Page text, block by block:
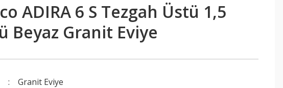
ADIRA 6 S Tezgah Üstü 1,5
Beyaz Granit Eviye
Granit Eviye